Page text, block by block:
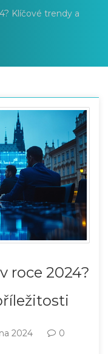
Klíčové trendy a
roce 2024?
2024 0